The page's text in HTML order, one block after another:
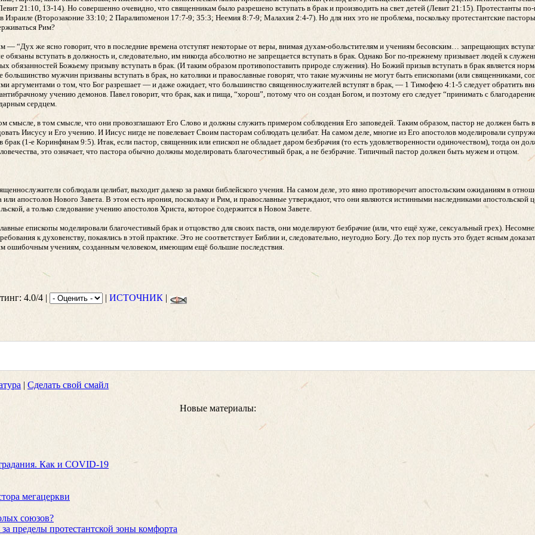
21:10, 13-14). Но совершенно очевидно, что священникам было разрешено вступать в брак и производить на свет детей (Левит 21:15). Протестанты
Израиле (Второзаконие 33:10; 2 Паралипоменон 17:7-9; 35:3; Неемия 8:7-9; Малахия 2:4-7). Но для них это не проблема, поскольку протестантские
Рим?
— “Дух же ясно говорит, что в последние времена отступят некоторые от веры, внимая духам-обольстителям и учениям бесовским… запрещающих
вступать в должность и, следовательно, им никогда абсолютно не запрещается вступать в брак. Однако Бог по-прежнему призывает людей к
Божьему призыву вступать в брак. (И таким образом противопоставить природе служения). Но Божий призыв вступать в брак является
мужчин призваны вступать в брак, но католики и православные говорят, что такие мужчины не могут быть епископами (или священниками,
аргументами о том, что Бог разрешает — и даже ожидает, что большинство священнослужителей вступят в брак, — 1 Тимофею 4:1-5 следует обратить
учению демонов. Павел говорит, что брак, как и пища, “хорош”, потому что он создан Богом, и поэтому его следует “принимать с
сердцем.
смысле, в том смысле, что они провозглашают Его Слово и должны служить примером соблюдения Его заповедей. Таким образом, пастор не должен быть
Иисусу и Его учению. И Иисус нигде не повелевает Своим пасторам соблюдать целибат. На самом деле, многие из Его апостолов моделировали
брак (1-е Коринфянам 9:5). Итак, если пастор, священник или епископ не обладает даром безбрачия (то есть удовлетворенности одиночеством), тогда он
это означает, что пастора обычно должны моделировать благочестивый брак, а не безбрачие. Типичный пастор должен быть мужем и отцом.
соблюдали целибат, выходит далеко за рамки библейского учения. На самом деле, это явно противоречит апостольским ожиданиям в
или апостолов Нового Завета. В этом есть ирония, поскольку и Рим, и православные утверждают, что они являются истинными наследниками апостольской
а только следование учению апостолов Христа, которое содержится в Новом Завете.
епископы моделировали благочестивый брак и отцовство для своих паств, они моделируют безбрачие (или, что ещё хуже, сексуальный грех).
к духовенству, покаялись в этой практике. Это не соответствует Библии и, следовательно, неугодно Богу. До тех пор пусть это будет ясным
ошибочным учениям, созданным человеком, имеющим ещё большие последствия.
4.0/4 | | ИСТОЧНИК |
| Сделать свой смайл
Новые материалы:
Как и COVID-19
мегацеркви
союзов?
пределы протестантской зоны комфорта